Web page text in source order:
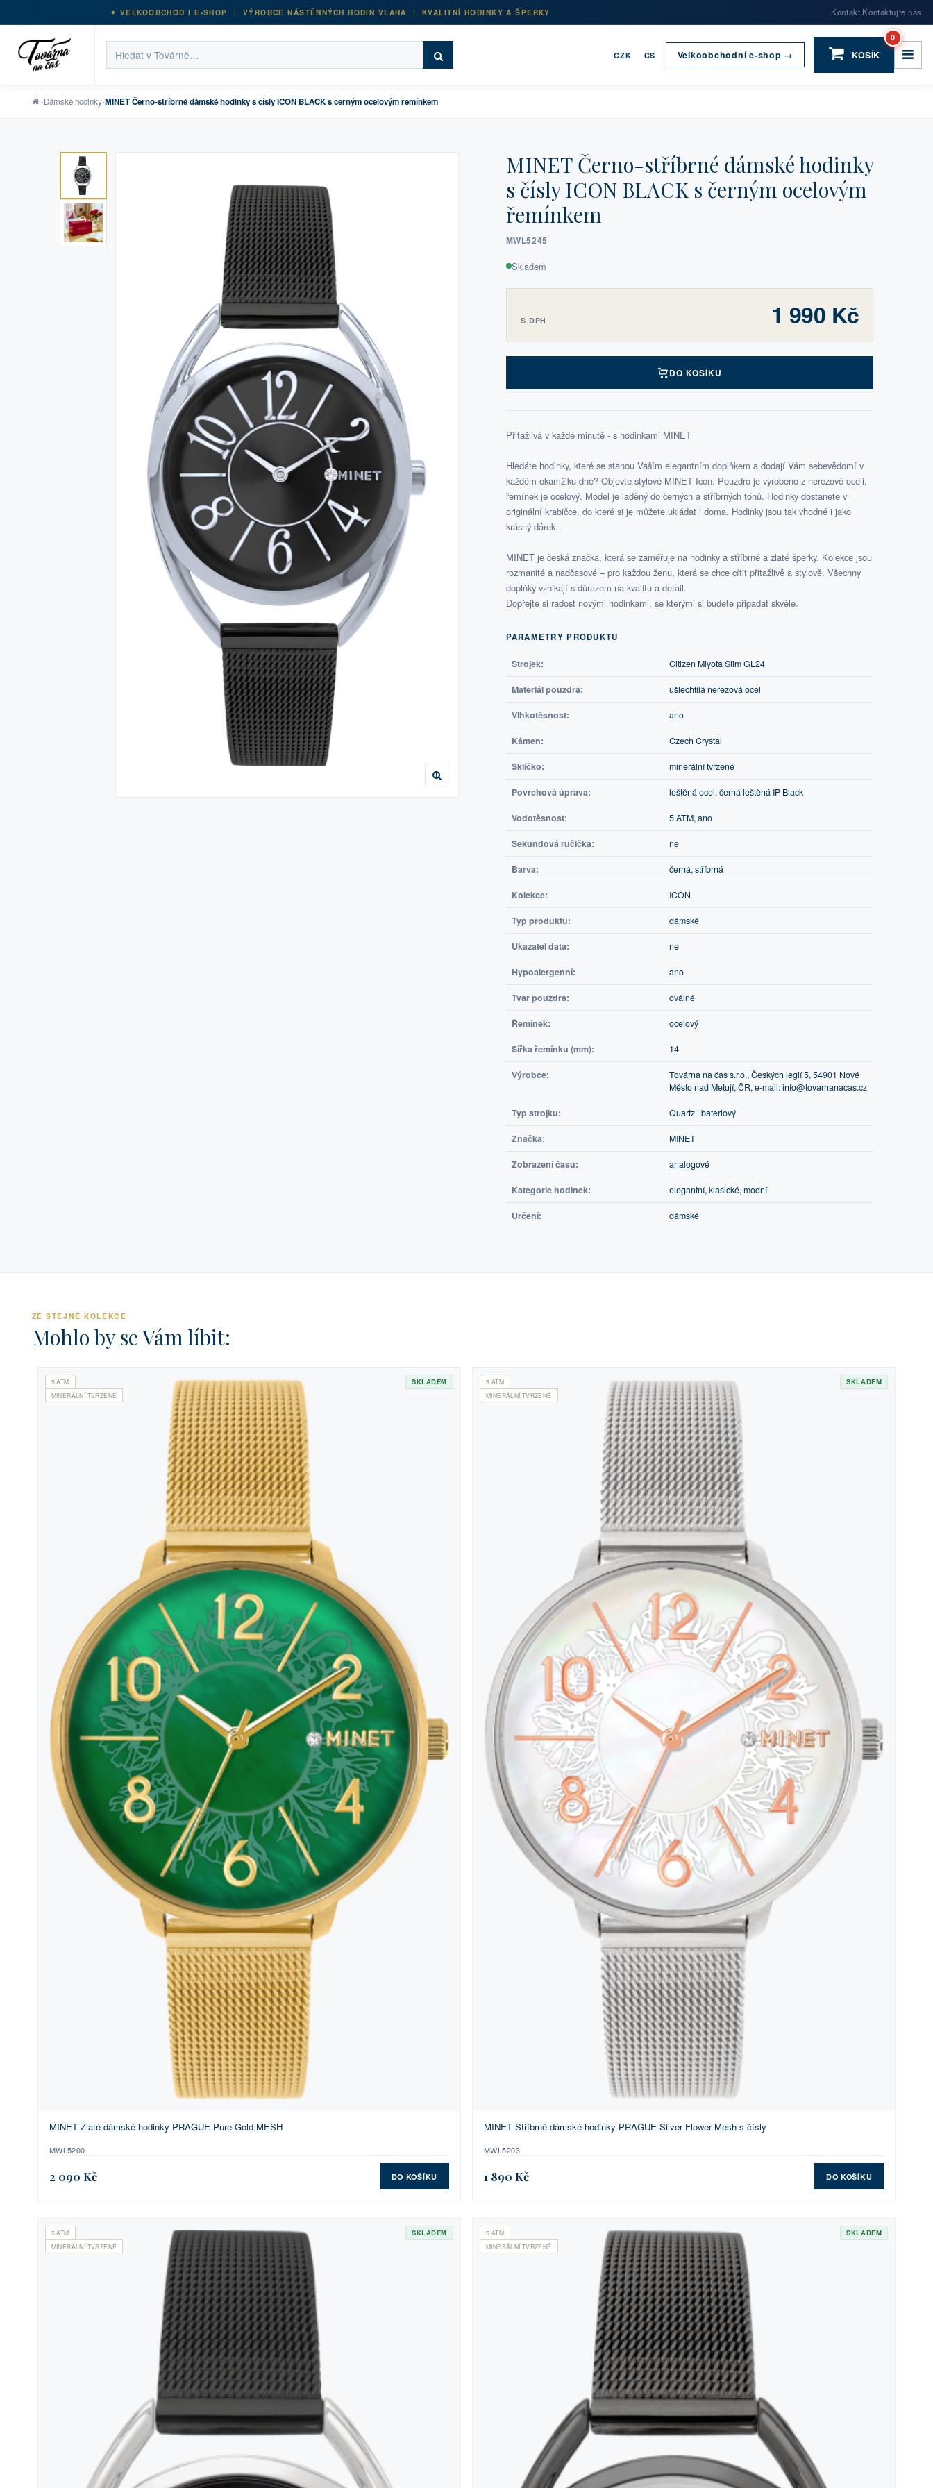
VELKOOBCHOD I E-SHOP | VÝROBCE NÁSTĚNNÝCH HODIN VLAHA | KVALITNÍ HODINKY A ŠPERKY Kontakt|Kontaktujte nás
CZK CS Velkoobchodní e-shop → KOŠÍK
0
›Dámské hodinky›MINET Černo-stříbrné dámské hodinky s čísly ICON BLACK s černým ocelovým řemínkem
MINET Černo-stříbrné dámské hodinky
s čísly ICON BLACK s černým ocelovým
řemínkem
MWL5245
Skladem
S DPH 1 990 Kč
DO KOŠÍKU
Přitažlivá v každé minutě - s hodinkami MINET
Hledáte hodinky, které se stanou Vaším elegantním doplňkem a dodají Vám sebevědomí v
každém okamžiku dne? Objevte stylové MINET Icon. Pouzdro je vyrobeno z nerezové oceli,
řemínek je ocelový. Model je laděný do černých a stříbrných tónů. Hodinky dostanete v
originální krabičce, do které si je můžete ukládat i doma. Hodinky jsou tak vhodné i jako
krásný dárek.
MINET je česká značka, která se zaměřuje na hodinky a stříbrné a zlaté šperky. Kolekce jsou
rozmanité a nadčasové – pro každou ženu, která se chce cítit přitažlivě a stylově. Všechny
doplňky vznikají s důrazem na kvalitu a detail.
Dopřejte si radost novými hodinkami, se kterými si budete připadat skvěle.
PARAMETRY PRODUKTU
Strojek: Citizen Miyota Slim GL24
Materiál pouzdra: ušlechtilá nerezová ocel
Vlhkotěsnost: ano
Kámen: Czech Crystal
Sklíčko: minerální tvrzené
Povrchová úprava: leštěná ocel, černá leštěná IP Black
Vodotěsnost: 5 ATM, ano
Sekundová ručička: ne
Barva: černá, stříbrná
Kolekce: ICON
Typ produktu: dámské
Ukazatel data: ne
Hypoalergenní: ano
Tvar pouzdra: oválné
Řemínek: ocelový
Šířka řemínku (mm): 14
Výrobce:
Továrna na čas s.r.o., Českých legií 5, 54901 Nové
Město nad Metují, ČR, e-mail: info@tovarnanacas.cz
Typ strojku: Quartz | bateriový
Značka: MINET
Zobrazení času: analogové
Kategorie hodinek: elegantní, klasické, modní
Určení: dámské
ZE STEJNÉ KOLEKCE
Mohlo by se Vám líbit:
5 ATM
MINERÁLNÍ TVRZENÉ
SKLADEM
MINET Zlaté dámské hodinky PRAGUE Pure Gold MESH
MWL5200
2 090 Kč DO KOŠÍKU
5 ATM
MINERÁLNÍ TVRZENÉ
SKLADEM
MINET Stříbrné dámské hodinky PRAGUE Silver Flower Mesh s čísly
MWL5203
1 890 Kč DO KOŠÍKU
5 ATM
MINERÁLNÍ TVRZENÉ
SKLADEM
5 ATM
MINERÁLNÍ TVRZENÉ
SKLADEM